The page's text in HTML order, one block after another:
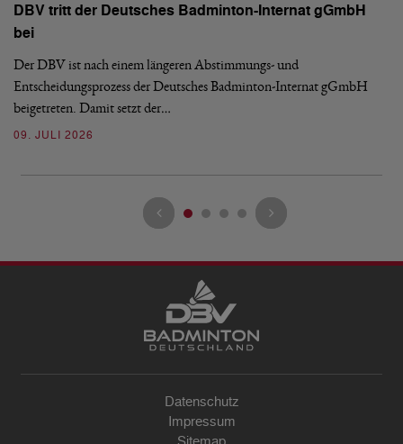
DBV tritt der Deutsches Badminton-Internat gGmbH
bei
Der DBV ist nach einem längeren Abstimmungs- und
Entscheidungsprozess der Deutsches Badminton-Internat gGmbH
beigetreten. Damit setzt der…
09. JULI 2026
Datenschutz
Impressum